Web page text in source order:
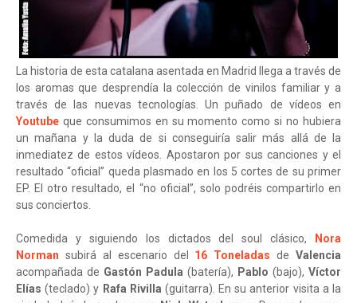
La historia de esta catalana asentada en Madrid llega a través de
los aromas que desprendía la colección de vinilos familiar y a
través de las nuevas tecnologías. Un puñado de vídeos en
Youtube que consumimos en su momento como si no hubiera
un mañana y la duda de si conseguiría salir más allá de la
inmediatez de estos vídeos. Apostaron por sus canciones y el
resultado “oficial” queda plasmado en los 5 cortes de su primer
EP. El otro resultado, el “no oficial”, solo podréis compartirlo en
sus conciertos.
Comedida y siguiendo los dictados del soul clásico,
Nora
Norman subirá al escenario del 16 Toneladas de Valencia
acompañada de Gastón Padula (batería), Pablo (bajo), Víctor
Elías(teclado) y Rafa Rivilla (guitarra). En su anterior visita a la